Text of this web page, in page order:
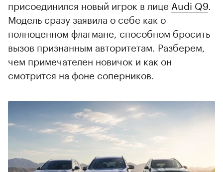
присоединился новый игрок в лице Audi Q9
Модель сразу заявила о себе как о
полноценном флагмане, способном бросить
вызов признанным авторитетам. Разберем,
чем примечателен новичок и как он
смотрится на фоне соперников.